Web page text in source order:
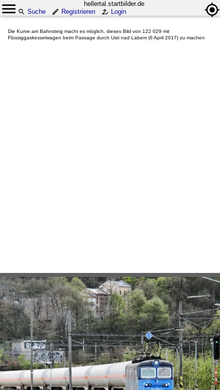
hellertal.startbilder.de
Suche
Registrieren Login
Die Kurve am Bahnsteig macht es möglich, dieses Bild von 122 029 mit
Flüssiggaskesselwagen beim Passage durch Usti nad Labem (6 April 2017) zu machen